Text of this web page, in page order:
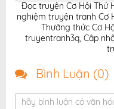
Đọc truyện Cơ Hội Thứ
nghiệm truyện tranh Cơ
Thưởng thức Cơ
truyentranh3q, Cập
Bình Luận (0)
hãy bình luận có văn